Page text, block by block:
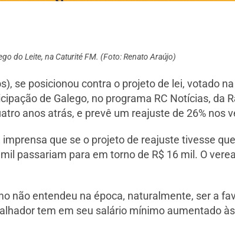
do Leite, na Caturité FM. (Foto: Renato Araújo)
se posicionou contra o projeto de lei, votado
de Galego, no programa RC Notícias, da
anos atrás, e prevê um reajuste de 26% nos
que se o projeto de reajuste tivesse
passariam para em torno de R$ 16 mil. O
não entendeu na época, naturalmente, ser a
tem em seu salário mínimo aumentado às